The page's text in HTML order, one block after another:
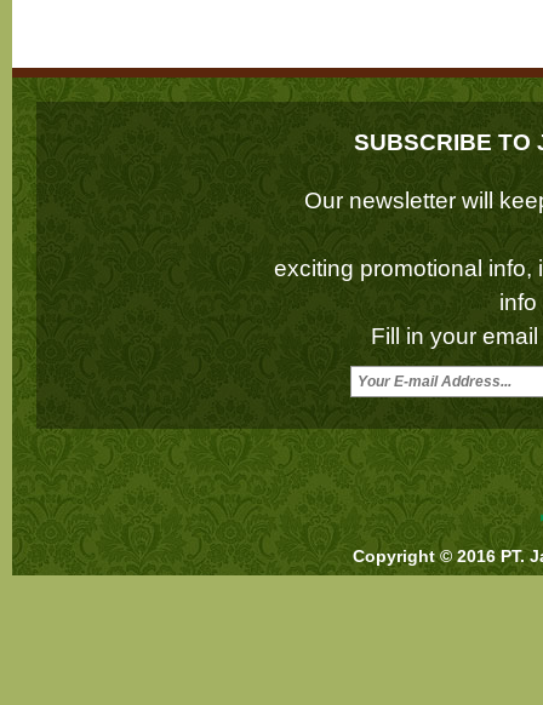
SUBSCRIBE TO
Our newsletter will
exciting promotional info,
info
Fill in your
Copyright © 2016 PT.